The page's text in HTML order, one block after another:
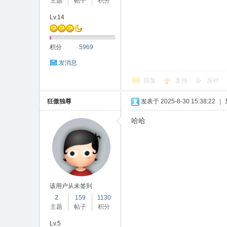
Lv.14
积分 5969
发消息
回复 支持 反对
狂傲独尊
该用户从未签到
2
主题
159
帖子
1130
积分
Lv.5
发表于 2025-8-30 15:38:22
哈哈